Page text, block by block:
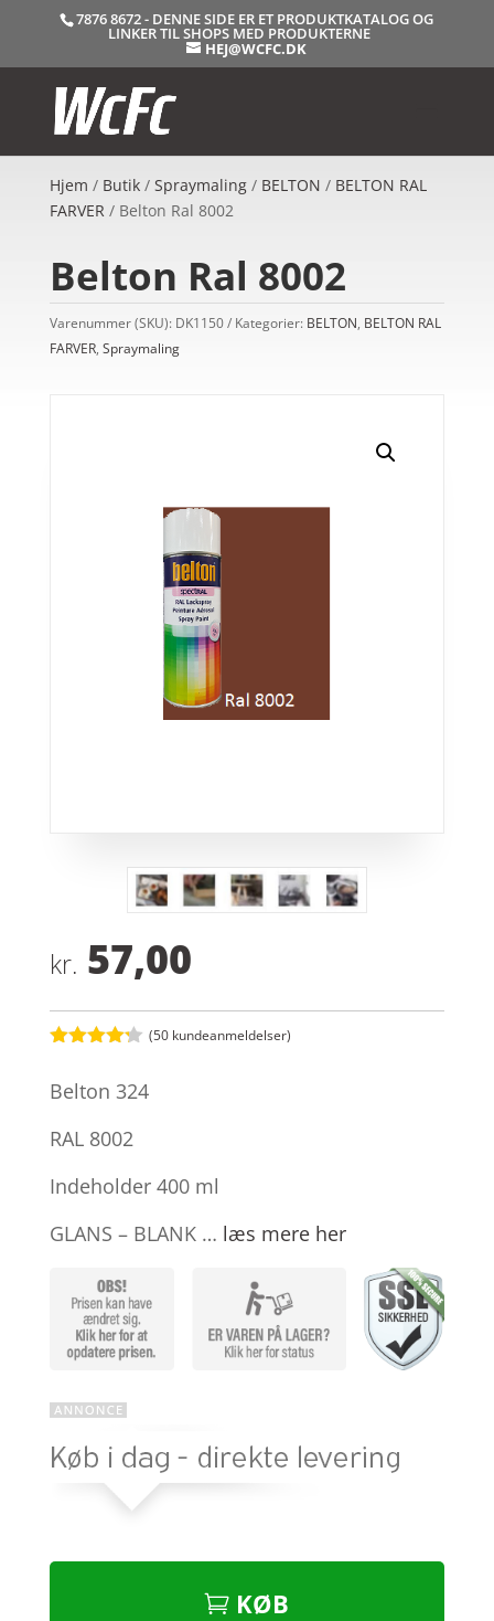
7876 8672 - DENNE SIDE ER ET PRODUKTKATALOG OG
LINKER TIL SHOPS MED PRODUKTERNE
HEJ@WCFC.DK
Hjem / Butik/ Spraymaling/ BELTON / BELTON RAL
FARVER/ Belton Ral 8002
Belton Ral 8002
Varenummer (SKU): DK1150 Kategorier: BELTON, BELTON RAL
FARVER, Spraymaling
kr. 57,00
ud af 5
på
kundebedø
(50 kundeanmeldelser)
Belton 324
RAL 8002
Indeholder 400 ml
GLANS – BLANK … læs mere her
KØB